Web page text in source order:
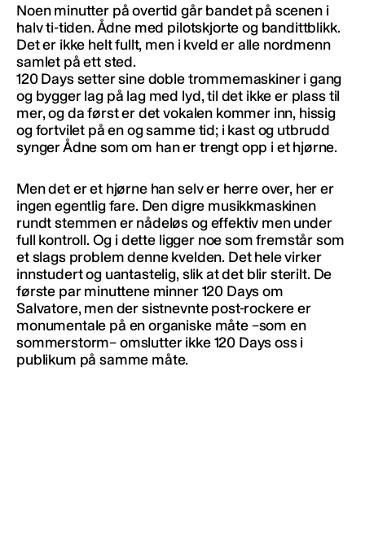
Noen minutter på overtid går bandet på scenen i
halv ti-tiden. Ådne med pilotskjorte og bandittblikk.
Det er ikke helt fullt, men i kveld er alle nordmenn
samlet på ett sted.
120 Days setter sine doble trommemaskiner i gang
og bygger lag på lag med lyd, til det ikke er plass til
mer, og da først er det vokalen kommer inn, hissig
og fortvilet på en og samme tid; i kast og utbrudd
synger Ådne som om han er trengt opp i et hjørne.
Men det er et hjørne han selv er herre over, her er
ingen egentlig fare. Den digre musikkmaskinen
rundt stemmen er nådeløs og effektiv men under
full kontroll. Og i dette ligger noe som fremstår som
et slags problem denne kvelden. Det hele virker
innstudert og uantastelig, slik at det blir sterilt. De
første par minuttene minner 120 Days om
Salvatore, men der sistnevnte post-rockere er
monumentale på en organiske måte –som en
sommerstorm– omslutter ikke 120 Days oss i
publikum på samme måte.